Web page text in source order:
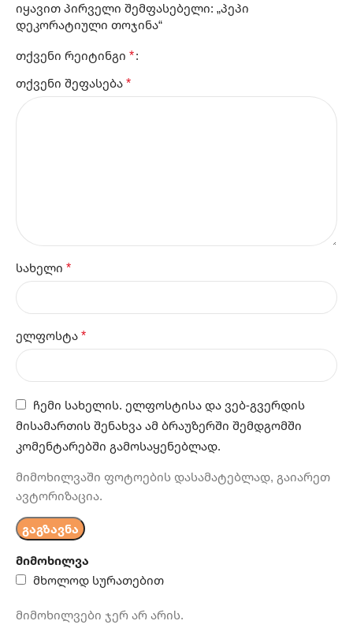
მიმოხილვა
მხოლოდ სურათებით
მიმოხილვები ჯერ არ არის.
იყავით პირველი შემფასებელი: „პეპი
დეკორატიული თოჯინა“
თქვენი რეიტინგი *
თქვენი შეფასება *
სახელი *
ელფოსტა *
ჩემი სახელის. ელფოსტისა და ვებ-გვერდის
მისამართის შენახვა ამ ბრაუზერში შემდგომში
კომენტარებში გამოსაყენებლად.
მიმოხილვაში ფოტოების დასამატებლად, გაიარეთ
ავტორიზაცია.